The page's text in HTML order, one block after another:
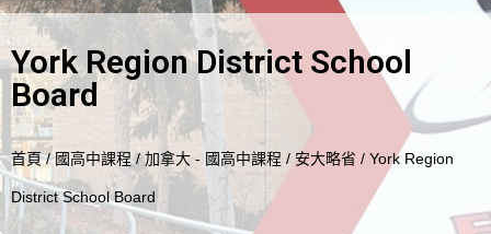
York Region District School
Board
首頁/國高中課程/加拿大 - 國高中課程 / 安大略省 / York Region
District School Board